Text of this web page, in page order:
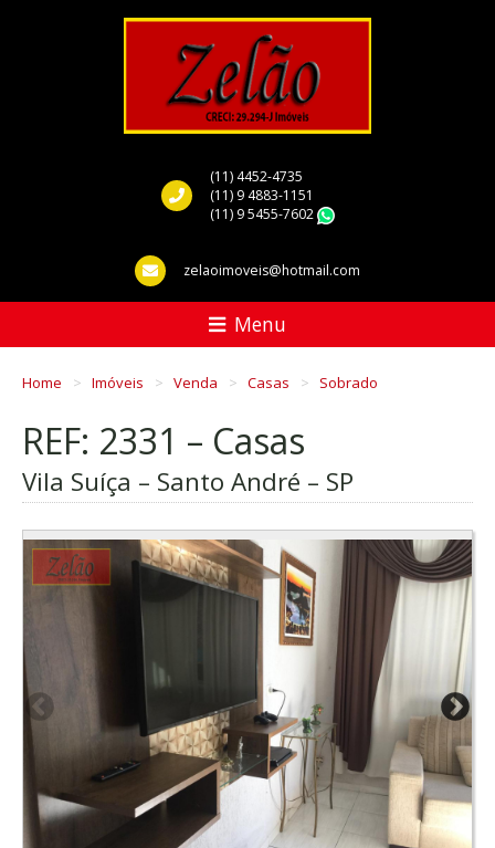
(11) 4452-4735
(11) 9 4883-1151
(11) 9 5455-7602
zelaoimoveis@hotmail.com
Menu
Home Imóveis Venda Casas Sobrado
REF: 2331 – Casas
Vila Suíça – Santo André – SP